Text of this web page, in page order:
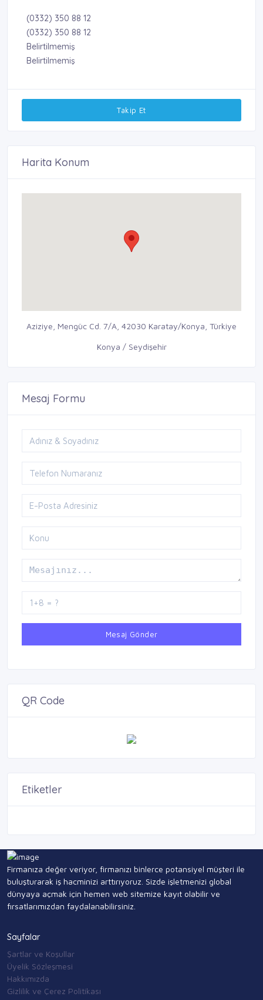
(0332) 350 88 12
(0332) 350 88 12
Belirtilmemiş
Belirtilmemiş
Takip Et
Harita Konum
Aziziye, Mengüc Cd. 7/A, 42030 Karatay/Konya, Türkiye
Konya / Seydişehir
Mesaj Formu
Mesaj Gönder
QR Code
Etiketler
Firmanıza değer veriyor, firmanızı binlerce potansiyel müşteri ile
buluşturarak iş hacminizi arttırıyoruz. Sizde işletmenizi global
dünyaya açmak için hemen web sitemize kayıt olabilir ve
fırsatlarımızdan faydalanabilirsiniz.
Sayfalar
Şartlar ve Koşullar
Üyelik Sözleşmesi
Hakkımızda
Gizlilik ve Çerez Politikası